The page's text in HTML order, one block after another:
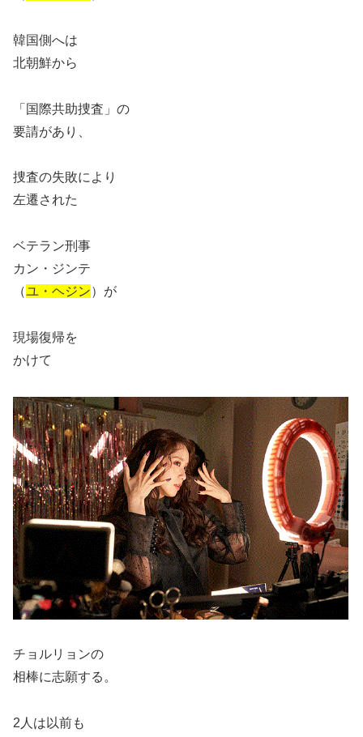
韓国側へは
北朝鮮から
「国際共助捜査」の
要請があり、
捜査の失敗により
左遷された
ベテラン刑事
カン・ジンテ
（ユ・ヘジン）が
現場復帰を
かけて
チョルリョンの
相棒に志願する。
2人は以前も